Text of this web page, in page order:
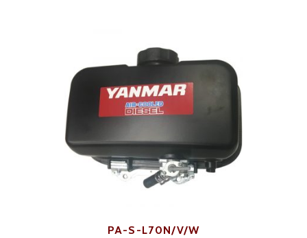
PA-S-L70N/V/W